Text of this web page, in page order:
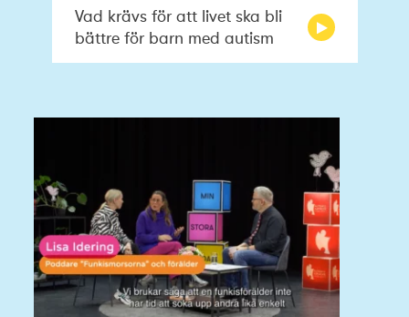
Vad krävs för att livet ska bli
bättre för barn med autism